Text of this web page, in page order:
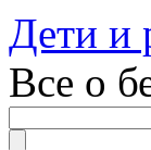
Дети и
Все о